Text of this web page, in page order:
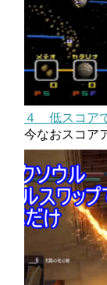
４ 低スコア
今なおスコア